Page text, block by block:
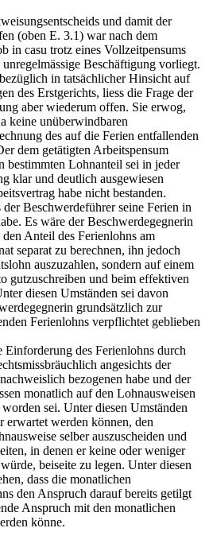
und damit der
(oben E. 3.1) war nach dem
in casu trotz eines Vollzeitpensums
Beschäftigung vorliegt.
in tatsächlicher Hinsicht auf
des Erstgerichts, liess die Frage der
aber wiederum offen. Sie erwog,
keine unüberwindbaren
des auf die Ferien entfallenden
dem getätigten Arbeitspensum
bestimmten Lohnanteil sei in jeder
klar und deutlich ausgewiesen
habe nicht bestanden.
der Beschwerdeführer seine Ferien in
Es wäre der Beschwerdegegnerin
Anteil des Ferienlohns am
separat zu berechnen, ihn jedoch
auszuzahlen, sondern auf einem
gutzuschreiben und beim effektiven
diesen Umständen sei davon
grundsätzlich zur
Ferienlohns verpflichtet geblieben
Einforderung des Ferienlohns durch
angesichts der
bezogenen habe und der
monatlich auf den Lohnausweisen
sei. Unter diesen Umständen
erwartet werden können, den
selber auszuscheiden und
in denen er keine oder weniger
beiseite zu legen. Unter diesen
dass die monatlichen
den Anspruch darauf bereits getilgt
Anspruch mit den monatlichen
könne.